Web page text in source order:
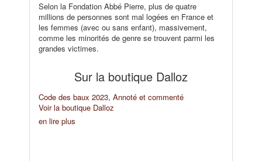
Selon la Fondation Abbé Pierre, plus de quatre
millions de personnes sont mal logées en France et
les femmes (avec ou sans enfant), massivement,
comme les minorités de genre se trouvent parmi les
grandes victimes.
Sur la boutique Dalloz
Code des baux 2023, Annoté et commenté
Voir la boutique Dalloz
en lire plus